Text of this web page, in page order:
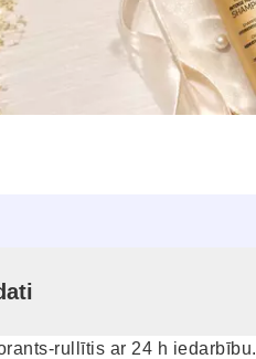
rullītis ar 24 h iedarbību.